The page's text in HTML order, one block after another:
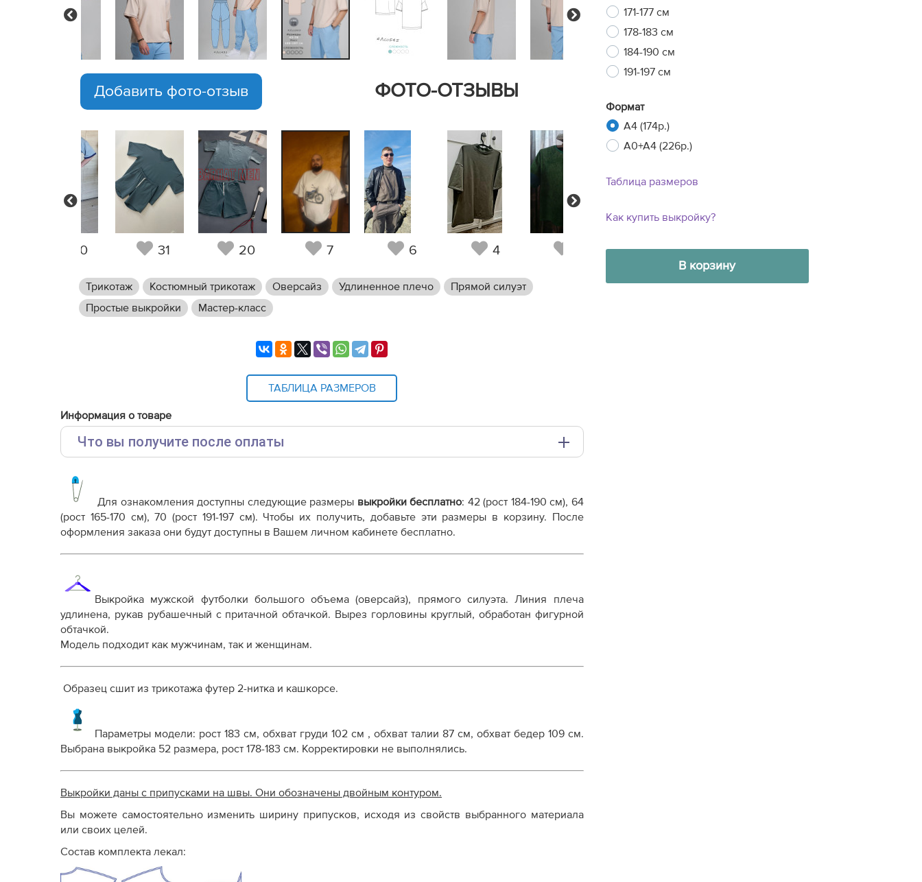
Next
171-177 см
178-183 см
184-190 см
191-197 см
Формат
A4 (174р.)
A0+A4 (226р.)
Таблица размеров
Как купить выкройку?
В корзину
ФОТО-ОТЗЫВЫ
Добавить фото-отзыв
Previous
10 31 20 7 6 4 12 7
Next
Трикотаж Костюмный трикотаж Оверсайз Удлиненное плечо
Прямой силуэт
Простые выкройки
Мастер-класс
ТАБЛИЦА РАЗМЕРОВ
Информация о товаре
Что вы получите после оплаты
Выкройка PDF для печати на принтере A4 или плоттере A0 с шириной печати 810мм в зависимости
от выбора формата
Инструкция-мужская-футболка-оверсайз-Лео545.pdf
Дополнительные файлы:
Терминология машинных работ
Терминология ВТО
Дополнение к технологии пошива
Как распечатывать выкройки
Как скорректировать готовую выкройку по росту
Для ознакомления доступны следующие размеры выкройки бесплатно: 42 (рост 184-190 см), 64
(рост 165-170 см), 70 (рост 191-197 см). Чтобы их получить, добавьте эти размеры в корзину. После
оформления заказа они будут доступны в Вашем личном кабинете бесплатно.
Выкройка мужской футболки большого объема (оверсайз), прямого силуэта. Линия плеча
удлинена, рукав рубашечный с притачной обтачкой. Вырез горловины круглый, обработан фигурной
обтачкой.
Модель подходит как мужчинам, так и женщинам.
Образец сшит из трикотажа футер 2-нитка и кашкорсе.
Параметры модели: рост 183 см, обхват груди 102 см , обхват талии 87 см, обхват бедер 109 см.
Выбрана выкройка 52 размера, рост 178-183 см. Корректировки не выполнялись.
Выкройки даны с припусками на швы. Они обозначены двойным контуром.
Вы можете самостоятельно изменить ширину припусков, исходя из свойств выбранного материала
или своих целей.
Состав комплекта лекал: